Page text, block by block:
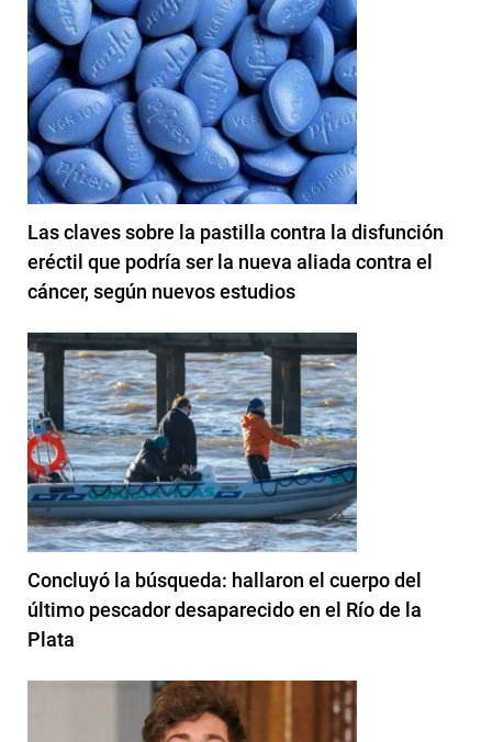
Las claves sobre la pastilla contra la disfunción
eréctil que podría ser la nueva aliada contra el
cáncer, según nuevos estudios
Concluyó la búsqueda: hallaron el cuerpo del
último pescador desaparecido en el Río de la
Plata